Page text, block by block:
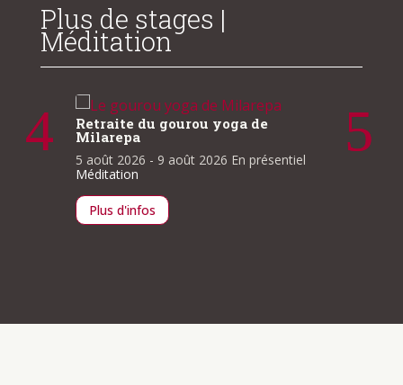
Plus de stages |
Méditation
Retraite du gourou yoga de
Milarepa
5 août 2026 - 9 août 2026 En présentiel
Méditation
Plus d'infos
13
À la une